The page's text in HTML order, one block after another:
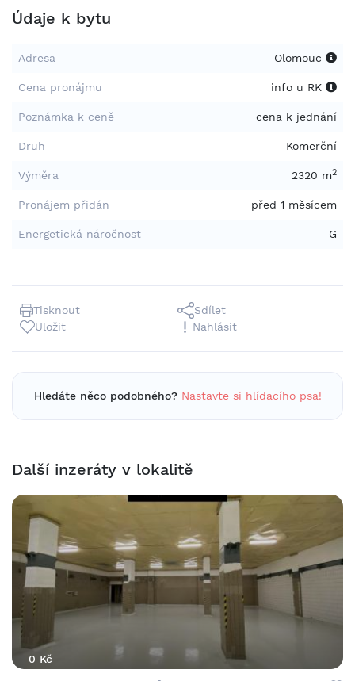
Tisknout
Sdílet
Uložit
Nahlásit
Hledáte něco podobného? Nastavte si hlídacího psa!
Údaje k bytu
Adresa Olomouc
Cena pronájmu info u RK
Poznámka k ceně cena k jednání
Druh Komerční
Výměra 2320 m2
Pronájem přidán před 1 měsícem
Energetická náročnost G
Další inzeráty v lokalitě
0 Kč